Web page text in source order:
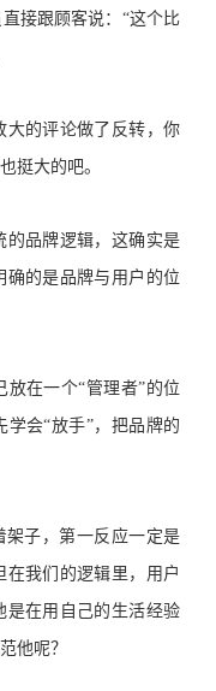
接跟顾客说：“这个比
大的评论做了反转，你
挺大的吧。
的品牌逻辑，这确实是
确的是品牌与用户的位
在一个“管理者”的位
会“放手”，把品牌的
架子，第一反应一定是
我们的逻辑里，用户
是在用自己的生活经验
他呢？